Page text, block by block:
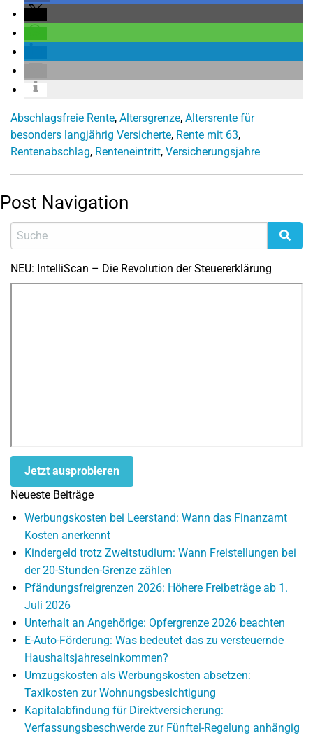
Abschlagsfreie Rente, Altersgrenze, Altersrente für
besonders langjährig Versicherte, Rente mit 63,
Rentenabschlag, Renteneintritt, Versicherungsjahre
Post Navigation
NEU: IntelliScan – Die Revolution der Steuererklärung
Jetzt ausprobieren
Neueste Beiträge
Werbungskosten bei Leerstand: Wann das Finanzamt
Kosten anerkennt
Kindergeld trotz Zweitstudium: Wann Freistellungen bei
der 20-Stunden-Grenze zählen
Pfändungsfreigrenzen 2026: Höhere Freibeträge ab 1.
Juli 2026
Unterhalt an Angehörige: Opfergrenze 2026 beachten
E-Auto-Förderung: Was bedeutet das zu versteuernde
Haushaltsjahreseinkommen?
Umzugskosten als Werbungskosten absetzen:
Taxikosten zur Wohnungsbesichtigung
Kapitalabfindung für Direktversicherung:
Verfassungsbeschwerde zur Fünftel-Regelung anhängig